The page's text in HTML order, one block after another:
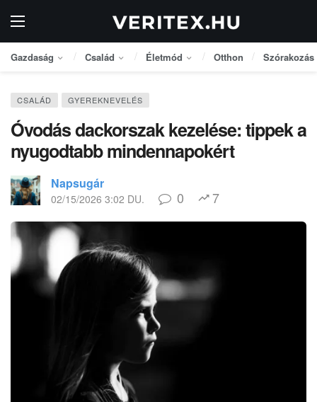
Gazdaság Család Életmód Otthon Szórakozás
CSALÁD GYEREKNEVELÉS
Óvodás dackorszak kezelése: tippek a
nyugodtabb mindennapokért
Napsugár
02/15/2026 3:02 DU. 0 7